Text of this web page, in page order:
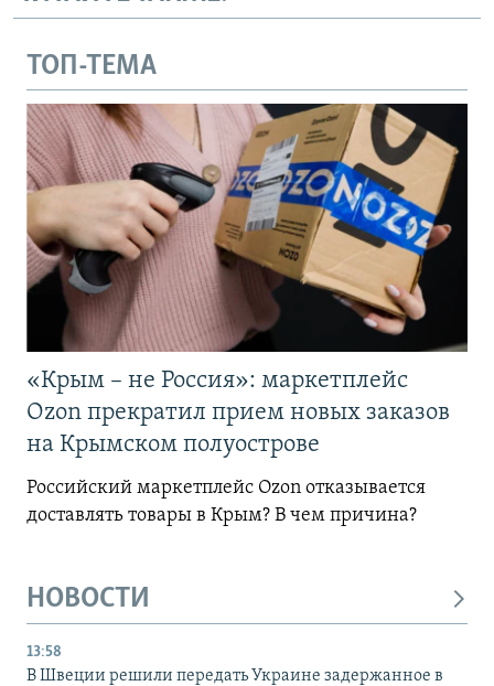
ТОП-ТЕМА
«Крым – не Россия»: маркетплейс
Ozon прекратил прием новых заказов
на Крымском полуострове
Российский маркетплейс Ozon отказывается
доставлять товары в Крым? В чем причина?
НОВОСТИ
13:58
В Швеции решили передать Украине задержанное в